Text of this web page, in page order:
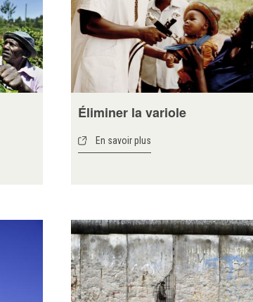
Éliminer la variole
En savoir plus